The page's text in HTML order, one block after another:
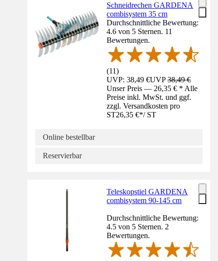
Schneidrechen GARDENA
combisystem 35 cm
Durchschnittliche Bewertung:
4.6 von 5 Sternen. 11
Bewertungen.
(11)
UVP: 38,49 €UVP38,49 €
Unser Preis — 26,35 € * Alle
Preise inkl. MwSt. und ggf.
zzgl. Versandkosten pro
ST26,35 €*/ ST
Online bestellbar
Reservierbar
Teleskopstiel GARDENA
combisystem 90-145 cm
Durchschnittliche Bewertung:
4.5 von 5 Sternen. 2
Bewertungen.